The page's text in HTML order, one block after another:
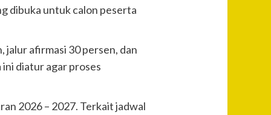
dibuka untuk calon peserta
afirmasi 30 persen, dan
diatur agar proses
2026 – 2027. Terkait jadwal